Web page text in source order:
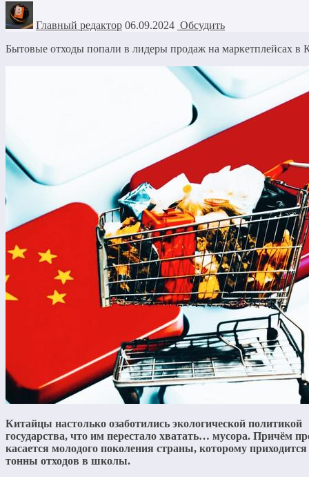
Главный редактор 06.09.2024 Обсудить
Бытовые отходы попали в лидеры продаж на маркетплейсах в
Китайцы настолько озаботились экологической политикой
государства, что им перестало хватать… мусора. Причём
касается молодого поколения страны, которому приходится
тонны отходов в школы.